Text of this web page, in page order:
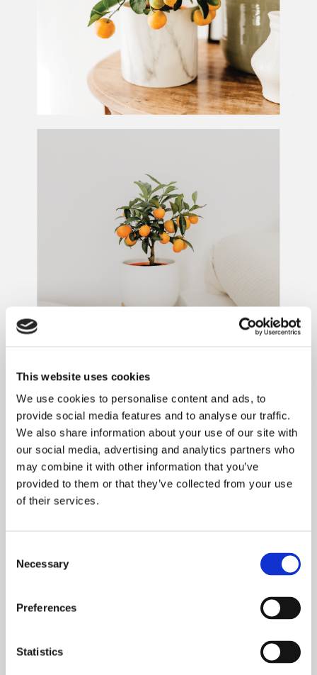
This website uses cookies
We use cookies to personalise content and ads, to
provide social media features and to analyse our traffic.
We also share information about your use of our site with
our social media, advertising and analytics partners who
may combine it with other information that you’ve
provided to them or that they’ve collected from your use
of their services.
Selection
Necessary
Preferences
Statistics